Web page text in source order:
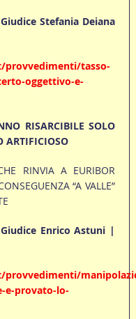
Stefania Deiana
tasso-
oggettivo-e-
RISARCIBILE SOLO
ARTIFICIOSO
RINVIA A EURIBOR
“A VALLE”
Enrico Astuni |
e-provato-lo-